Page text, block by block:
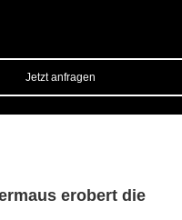
Jetzt anfragen
erobert die